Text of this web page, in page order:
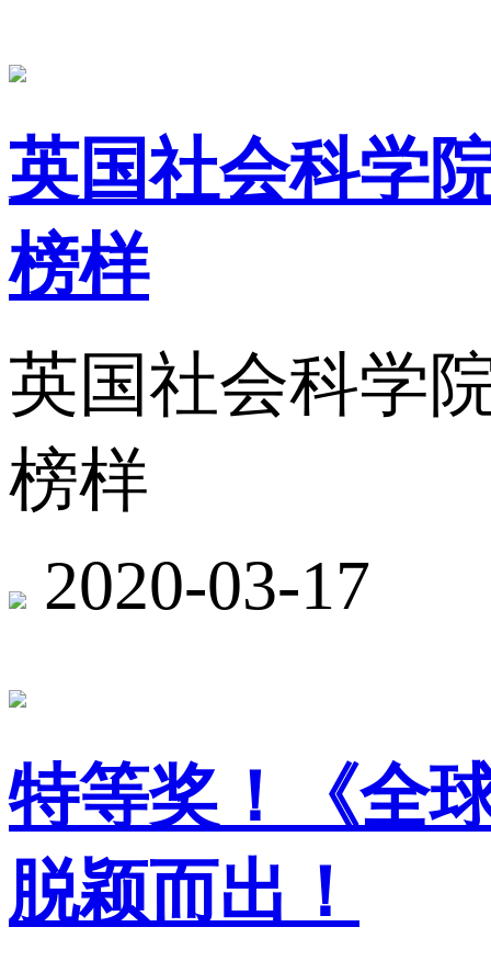
英国社会科学
榜样
英国社会科学
榜样
2020-03-17
特等奖！《全
脱颖而出！